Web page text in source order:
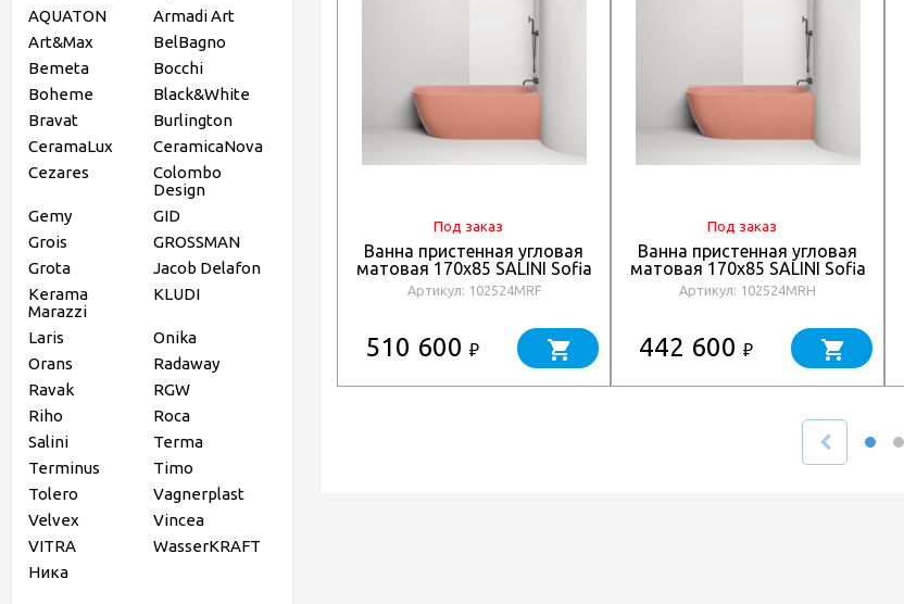
AQUATON
Armadi Art
Art&Max
BelBagno
Bemeta
Bocchi
Boheme
Black&White
Bravat
Burlington
CeramaLux
CeramicaNova
Cezares
Colombo
Design
Gemy
GID
Grois
GROSSMAN
Grota
Jacob Delafon
Kerama
Marazzi
KLUDI
Laris
Onika
Orans
Radaway
Ravak
RGW
Riho
Roca
Salini
Terma
Terminus
Timo
Tolero
Vagnerplast
Velvex
Vincea
VITRA
WasserKRAFT
Ника
Под заказ
Ванна пристенная угловая
матовая 170x85 SALINI Sofia
Corner R окраска по RAL
102524MRF
Артикул: 102524MRF
510 600 ₽
Под заказ
Ванна пристенная угловая
матовая 170x85 SALINI Sofia
Corner R окраска снаружи
102524MRH
Артикул: 102524MRH
442 600 ₽